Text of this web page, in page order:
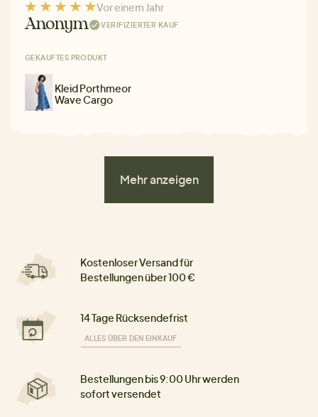
Vor einem Jahr
Anonym VERIFIZIERTER KAUF
GEKAUFTES PRODUKT
Kleid Porthmeor
Wave Cargo
Mehr anzeigen
Kostenloser Versand für
Bestellungen über 100 €
14 Tage Rücksendefrist
ALLES ÜBER DEN EINKAUF
Bestellungen bis 9:00 Uhr werden
sofort versendet